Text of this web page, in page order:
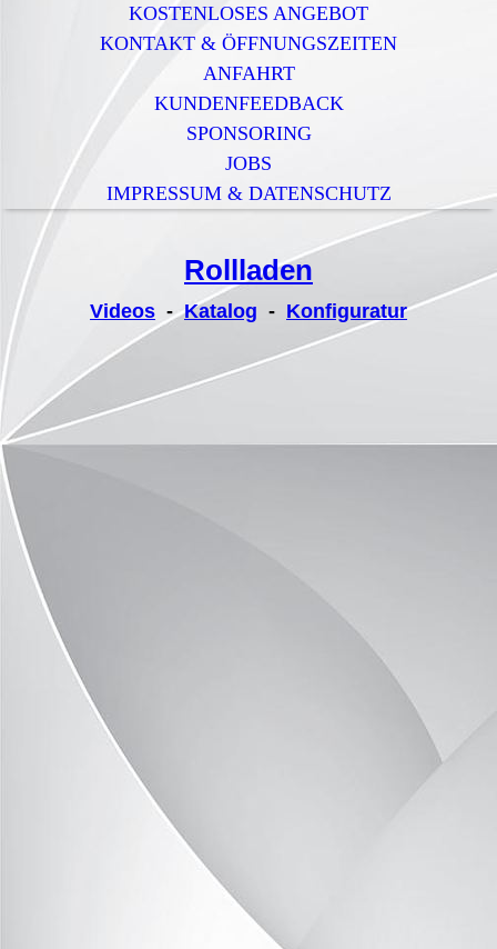
KOSTENLOSES ANGEBOT
KONTAKT & ÖFFNUNGSZEITEN
ANFAHRT
KUNDENFEEDBACK
SPONSORING
JOBS
IMPRESSUM & DATENSCHUTZ
Rollladen
Videos -Katalog - Konfiguratur